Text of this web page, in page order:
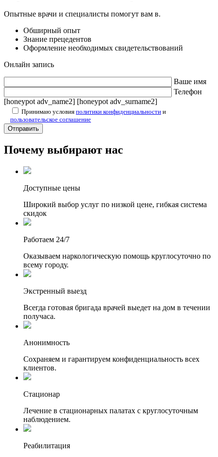
Опытные врачи и специалисты помогут вам в.
Обширный опыт
Знание прецедентов
Оформление необходимых свидетельствований
Онлайн запись
Ваше имя
Телефон
[honeypot adv_name2] [honeypot adv_surname2]
Принимаю условия политики конфиденциальности и
пользовательское соглашение
Почему выбирают нас
Доступные цены
Широкий выбор услуг по низкой цене, гибкая система
скидок
Работаем 24/7
Оказываем наркологическую помощь круглосуточно по
всему городу.
Экстренный выезд
Всегда готовая бригада врачей выедет на дом в течении
получаса.
Анонимность
Сохраняем и гарантируем конфиденциальность всех
клиентов.
Стационар
Лечение в стационарных палатах с круглосуточным
наблюдением.
Реабилитация